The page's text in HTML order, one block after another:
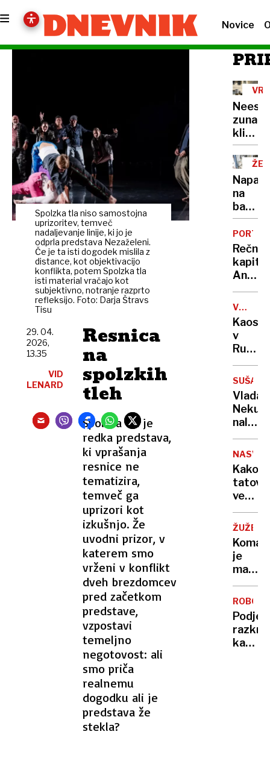
Novice
Spolzka tla niso samostojna
uprizoritev, temveč
nadaljevanje linije, ki jo je
odprla predstava Nezaželeni.
Če je ta isti dogodek mislila z
distance, kot objektivacijo
konflikta, potem Spolzka tla
isti material vračajo kot
subjektivno, notranje razprto
refleksijo. Foto: Darja Štravs
Tisu
Resnica
na
spolzkih
tleh
Spolzka tla je
redka predstava,
ki vprašanja
resnice ne
tematizira,
temveč ga
uprizori kot
izkušnjo. Že
uvodni prizor, v
katerem smo
vrženi v konflikt
dveh brezdomcev
pred začetkom
predstave,
vzpostavi
temeljno
negotovost: ali
smo priča
realnemu
dogodku ali je
predstava že
stekla?
29. 04.
2026,
13.35
VID
LENARD
ŽE
Napadi
na
veliko
škodo
že
sama
Rečni
Anže
Logar
izdelal
prvo
in
edino
leseno
barko
za
VOJNA
V
Kaos
v
Rusiji:
ženske
začele
vojno
za
bivših"
SUŠA
Vlada
Neku
v
vsaj
Kako
tatovi
vedo,
da
vas
ni
doma?
za
pred
je
manj
kot
– in
to ni
dobra
novica
ROBOTI
kako